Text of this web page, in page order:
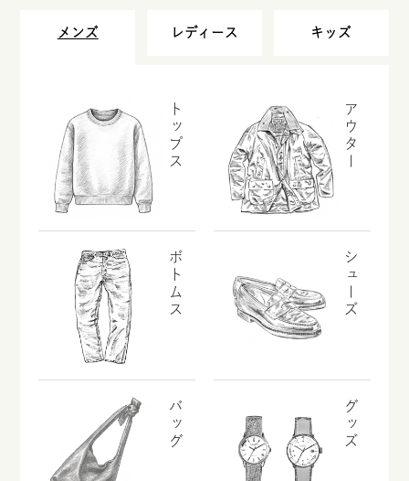
メンズ レディース キッズ
トップス アウター
ボトムス シューズ
バッグ グッズ